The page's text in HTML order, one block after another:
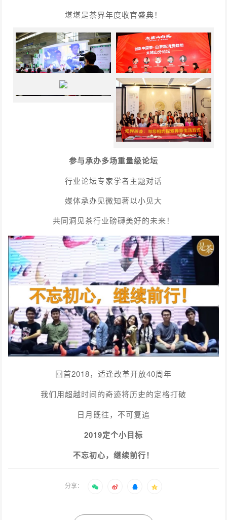
堪堪是茶界年度收官盛典！
参与承办多场重量级论坛
行业论坛专家学者主题对话
媒体承办见微知著以小见大
共同洞见茶行业磅礴美好的未来！
回首2018，适逢改革开放40周年
我们用超越时间的奇迹将历史的定格打破
日月既往，不可复追
2019定个小目标
不忘初心，继续前行！
分享：